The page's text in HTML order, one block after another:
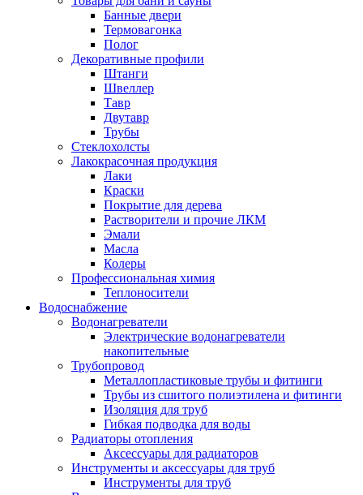
Банные двери
Термовагонка
Полог
Декоративные профили
Штанги
Швеллер
Тавр
Двутавр
Трубы
Стеклохолсты
Лакокрасочная продукция
Лаки
Краски
Покрытие для дерева
Растворители и прочие ЛКМ
Эмали
Масла
Колеры
Профессиональная химия
Теплоносители
Водоснабжение
Водонагреватели
Электрические водонагреватели
накопительные
Трубопровод
Металлопластиковые трубы и фитинги
Трубы из сшитого полиэтилена и фитинги
Изоляция для труб
Гибкая подводка для воды
Радиаторы отопления
Аксессуары для радиаторов
Инструменты и аксессуары для труб
Инструменты для труб